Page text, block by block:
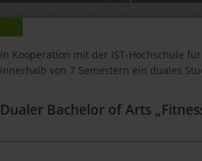
In Kooperation mit der IST-Hochschule
innerhalb von 7 Semestern ein duales
Dualer Bachelor of Arts